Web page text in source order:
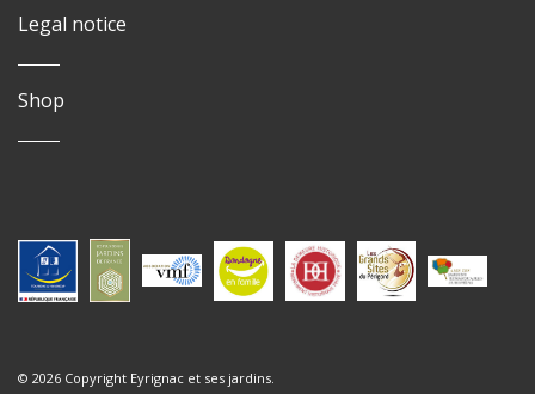
Legal notice
Shop
© 2026 Copyright Eyrignac et ses jardins.